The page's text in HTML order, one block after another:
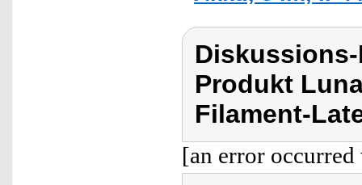
Produkt
Filament-
[an error